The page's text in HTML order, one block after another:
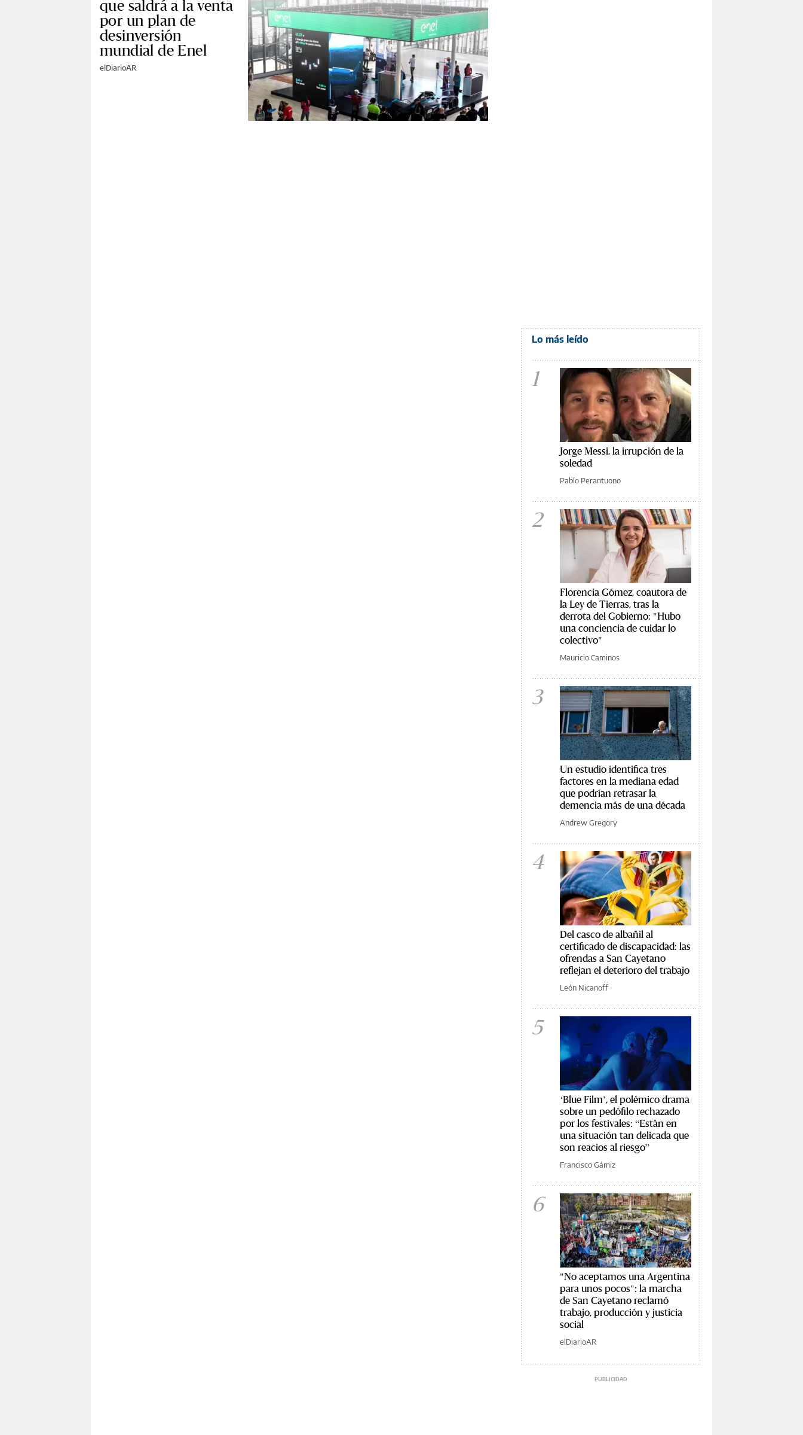
que saldrá a la venta
por un plan de
desinversión
mundial de Enel
elDiarioAR
Lo más leído
1
Jorge Messi, la irrupción de la
soledad
Pablo Perantuono
2
Florencia Gómez, coautora de
la Ley de Tierras, tras la
derrota del Gobierno: "Hubo
una conciencia de cuidar lo
colectivo"
Mauricio Caminos
3
Un estudio identifica tres
factores en la mediana edad
que podrían retrasar la
demencia más de una década
Andrew Gregory
4
Del casco de albañil al
certificado de discapacidad: las
ofrendas a San Cayetano
reflejan el deterioro del trabajo
León Nicanoff
5
‘Blue Film’, el polémico drama
sobre un pedófilo rechazado
por los festivales: “Están en
una situación tan delicada que
son reacios al riesgo”
Francisco Gámiz
6
"No aceptamos una Argentina
para unos pocos": la marcha
de San Cayetano reclamó
trabajo, producción y justicia
social
elDiarioAR